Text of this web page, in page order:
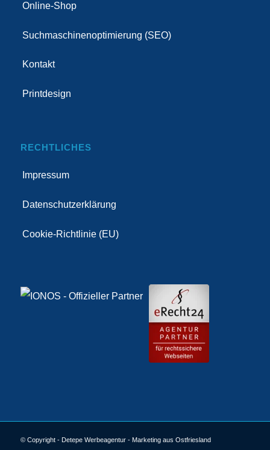
Online-Shop
Suchmaschinenoptimierung (SEO)
Kontakt
Printdesign
RECHTLICHES
Impressum
Datenschutzerklärung
Cookie-Richtlinie (EU)
© Copyright - Detepe Werbeagentur - Marketing aus Ostfriesland